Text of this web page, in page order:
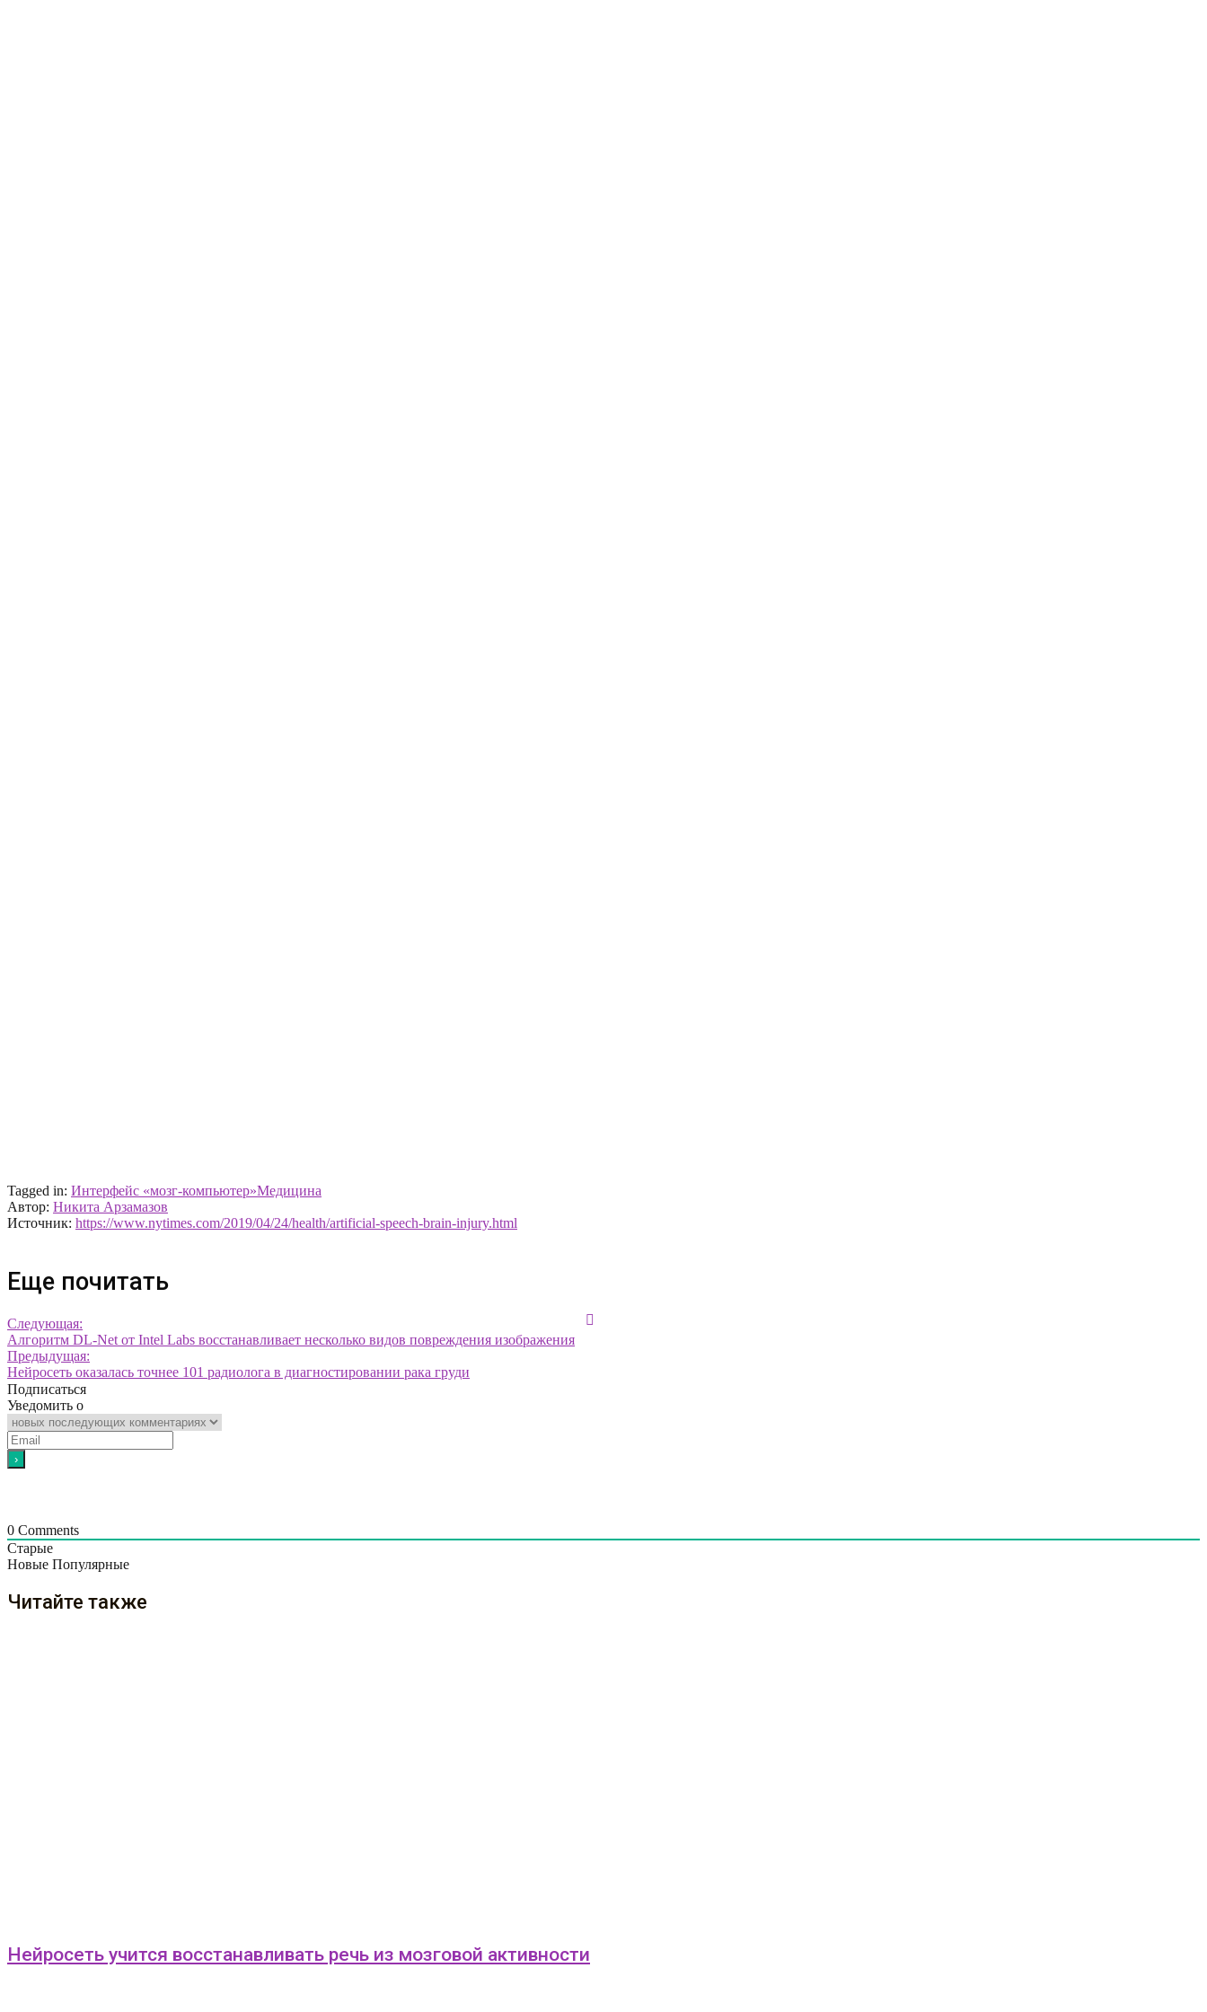
Tagged in: Интерфейс «мозг-компьютер»Медицина
Автор: Никита Арзамазов
Источник: https://www.nytimes.com/2019/04/24/health/artificial-speech-brain-injury.html
Еще почитать
Следующая:
Алгоритм DL-Net от Intel Labs восстанавливает несколько видов повреждения изображения
Предыдущая:
Нейросеть оказалась точнее 101 радиолога в диагностировании рака груди
Подписаться
Уведомить о
0 Comments
Старые
Новые Популярные
Читайте также
Нейросеть учится восстанавливать речь из мозговой активности